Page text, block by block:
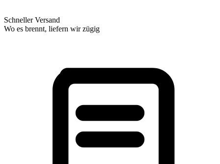
Schneller Versand
Wo es brennt, liefern wir zügig